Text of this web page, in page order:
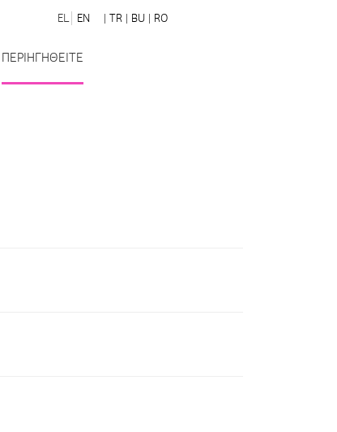
EL EN | TR | BU | RO
ΠΕΡΙΗΓΗΘΕΙΤΕ